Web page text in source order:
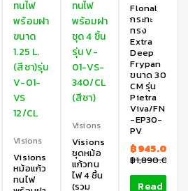
Visions
Visions
หม้อแก้ว
ทนไฟ
Visions
Visions
ชุดหม้อ
แก้วทน
ไฟ 4 ชิ้น
(รวม
Flonal
กระทะ
ทรง
Extra
Deep
Frypan
ขนาด 30
CM รุ่น
Pietra
Viva/FN
-EP30-
PV
฿1,890.00
฿945.00
Read